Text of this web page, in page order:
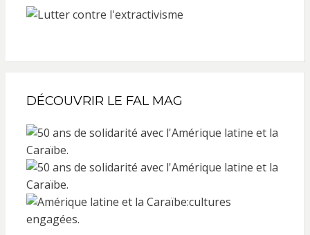
DÉCOUVRIR LE FAL MAG